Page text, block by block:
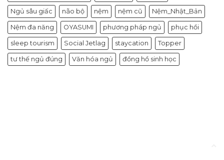
Ngủ sâu giấc não bộ nệm nệm cũ Nệm_Nhật_Bản
Nệm đa năng OYASUMI phương pháp ngủ phục hồi
sleep tourism Social Jetlag staycation Topper
tư thế ngủ đúng Văn hóa ngủ đồng hồ sinh học